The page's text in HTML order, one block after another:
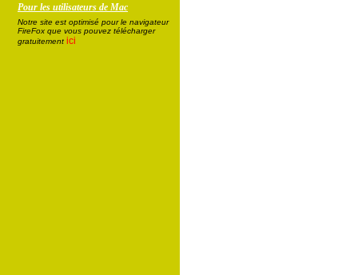
Pour les utilisateurs de Mac
Notre site est optimisé pour le navigateur
FireFox que vous pouvez télécharger
gratuitement ici